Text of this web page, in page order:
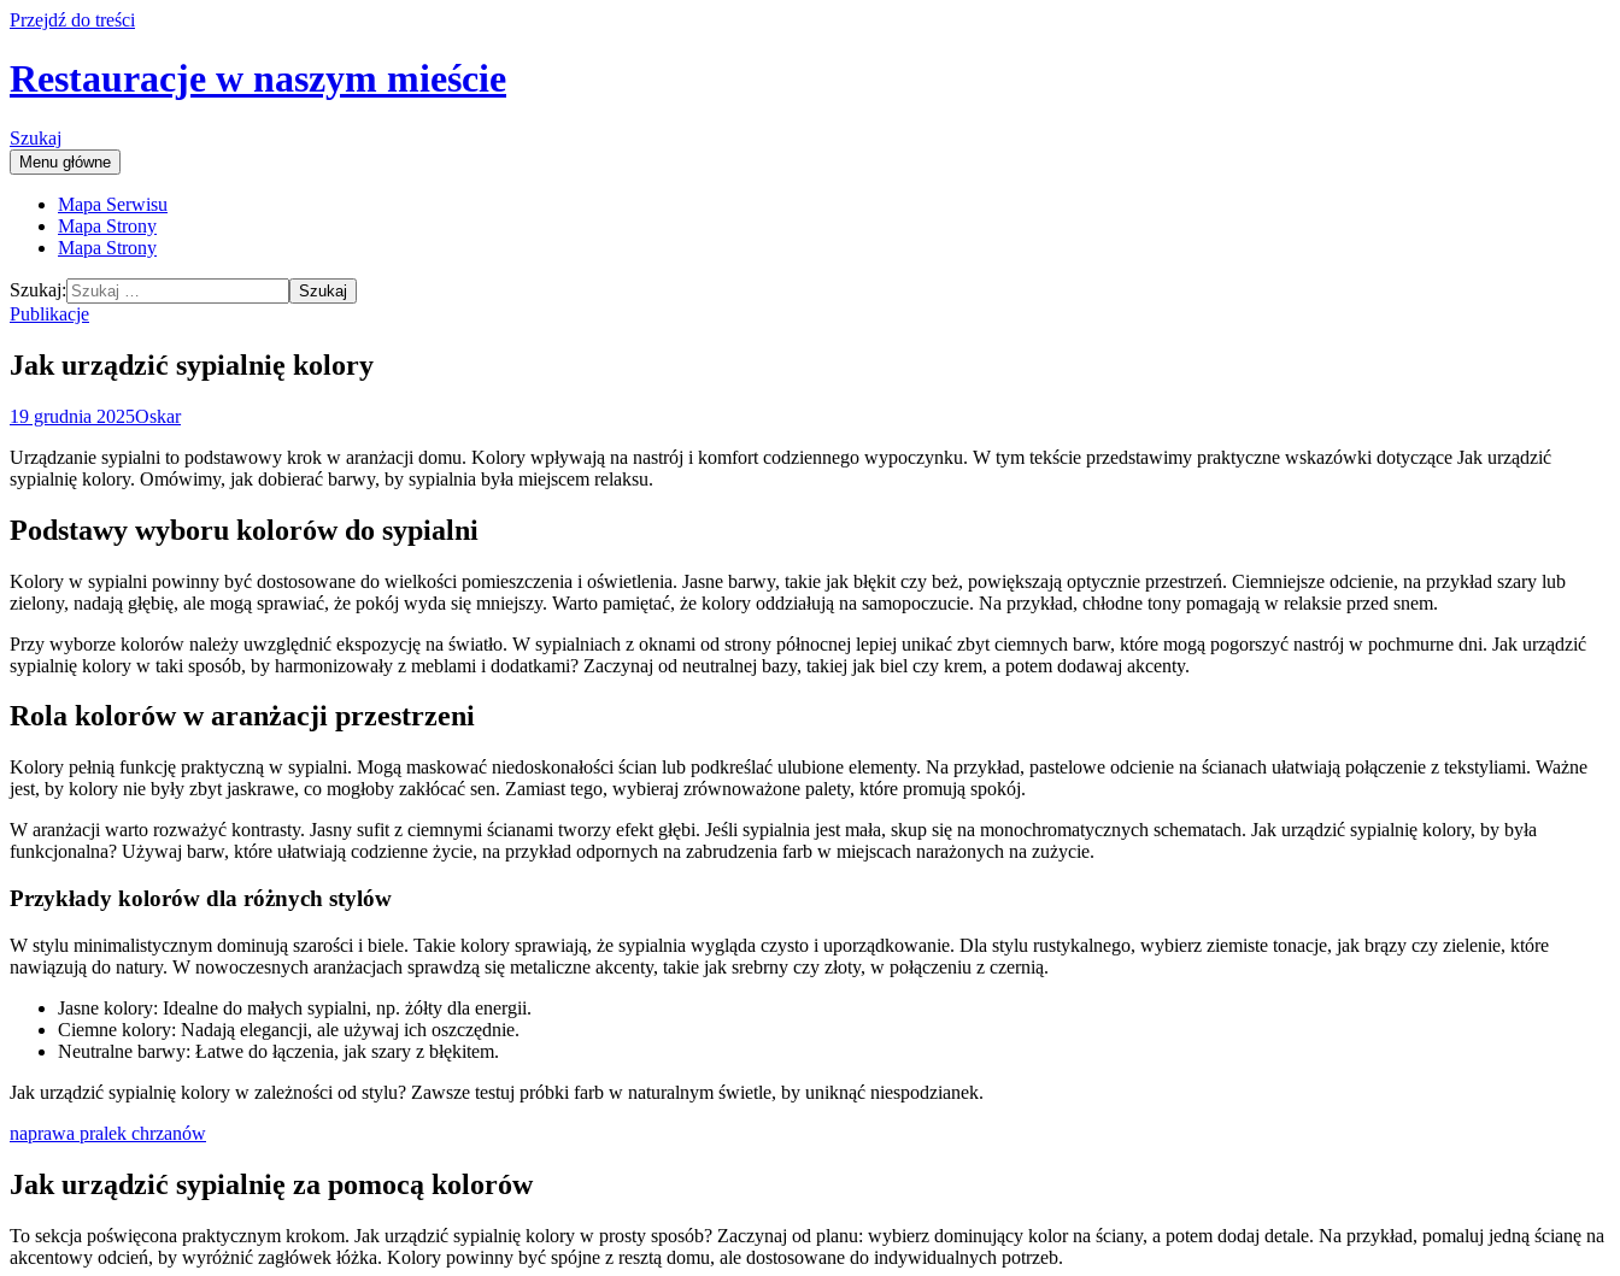
Przejdź do treści
Restauracje w naszym mieście
Szukaj
Menu główne
Mapa Serwisu
Mapa Strony
Mapa Strony
Szukaj:
Publikacje
Jak urządzić sypialnię kolory
19 grudnia 2025Oskar
Urządzanie sypialni to podstawowy krok w aranżacji domu. Kolory wpływają na nastrój i komfort codziennego wypoczynku. W tym tekście przedstawimy praktyczne wskazówki dotyczące Jak urządzić
sypialnię kolory. Omówimy, jak dobierać barwy, by sypialnia była miejscem relaksu.
Podstawy wyboru kolorów do sypialni
Kolory w sypialni powinny być dostosowane do wielkości pomieszczenia i oświetlenia. Jasne barwy, takie jak błękit czy beż, powiększają optycznie przestrzeń. Ciemniejsze odcienie, na przykład szary lub
zielony, nadają głębię, ale mogą sprawiać, że pokój wyda się mniejszy. Warto pamiętać, że kolory oddziałują na samopoczucie. Na przykład, chłodne tony pomagają w relaksie przed snem.
Przy wyborze kolorów należy uwzględnić ekspozycję na światło. W sypialniach z oknami od strony północnej lepiej unikać zbyt ciemnych barw, które mogą pogorszyć nastrój w pochmurne dni. Jak urządzić
sypialnię kolory w taki sposób, by harmonizowały z meblami i dodatkami? Zaczynaj od neutralnej bazy, takiej jak biel czy krem, a potem dodawaj akcenty.
Rola kolorów w aranżacji przestrzeni
Kolory pełnią funkcję praktyczną w sypialni. Mogą maskować niedoskonałości ścian lub podkreślać ulubione elementy. Na przykład, pastelowe odcienie na ścianach ułatwiają połączenie z tekstyliami. Ważne
jest, by kolory nie były zbyt jaskrawe, co mogłoby zakłócać sen. Zamiast tego, wybieraj zrównoważone palety, które promują spokój.
W aranżacji warto rozważyć kontrasty. Jasny sufit z ciemnymi ścianami tworzy efekt głębi. Jeśli sypialnia jest mała, skup się na monochromatycznych schematach. Jak urządzić sypialnię kolory, by była
funkcjonalna? Używaj barw, które ułatwiają codzienne życie, na przykład odpornych na zabrudzenia farb w miejscach narażonych na zużycie.
Przykłady kolorów dla różnych stylów
W stylu minimalistycznym dominują szarości i biele. Takie kolory sprawiają, że sypialnia wygląda czysto i uporządkowanie. Dla stylu rustykalnego, wybierz ziemiste tonacje, jak brązy czy zielenie, które
nawiązują do natury. W nowoczesnych aranżacjach sprawdzą się metaliczne akcenty, takie jak srebrny czy złoty, w połączeniu z czernią.
Jasne kolory: Idealne do małych sypialni, np. żółty dla energii.
Ciemne kolory: Nadają elegancji, ale używaj ich oszczędnie.
Neutralne barwy: Łatwe do łączenia, jak szary z błękitem.
Jak urządzić sypialnię kolory w zależności od stylu? Zawsze testuj próbki farb w naturalnym świetle, by uniknąć niespodzianek.
naprawa pralek chrzanów
Jak urządzić sypialnię za pomocą kolorów
To sekcja poświęcona praktycznym krokom. Jak urządzić sypialnię kolory w prosty sposób? Zaczynaj od planu: wybierz dominujący kolor na ściany, a potem dodaj detale. Na przykład, pomaluj jedną ścianę na
akcentowy odcień, by wyróżnić zagłówek łóżka. Kolory powinny być spójne z resztą domu, ale dostosowane do indywidualnych potrzeb.